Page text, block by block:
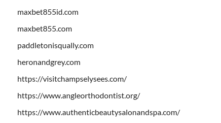
maxbet855id.com
maxbet855.com
paddletonisqually.com
heronandgrey.com
https://visitchampselysees.com/
https://www.angleorthodontist.org/
https://www.authenticbeautysalonandspa.com/